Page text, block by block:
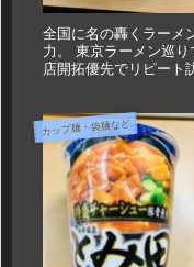
全国に名の轟くラーメ
力。 東京ラーメン巡
店開拓優先でリピート
カップ麺・袋麺など